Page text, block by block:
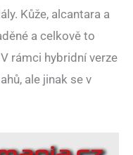
Kůže, alcantara a
a celkově to
rámci hybridní verze
ale jinak se v